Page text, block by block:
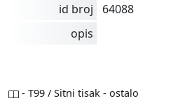
id broj
64088
opis
- T99 / Sitni tisak - ostalo